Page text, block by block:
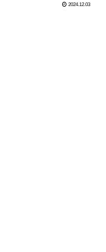
2024.12.03